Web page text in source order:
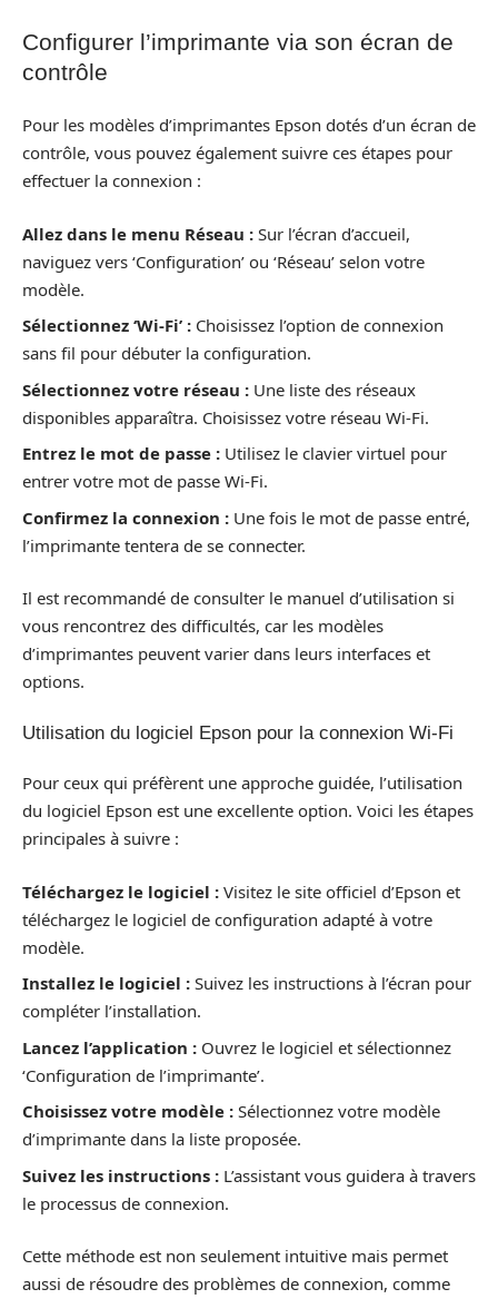
Configurer l’imprimante via son écran de
contrôle
Pour les modèles d’imprimantes Epson dotés d’un écran de
contrôle, vous pouvez également suivre ces étapes pour
effectuer la connexion :
Allez dans le menu Réseau : Sur l’écran d’accueil,
naviguez vers ‘Configuration’ ou ‘Réseau’ selon votre
modèle.
Sélectionnez ‘Wi-Fi’ : Choisissez l’option de connexion
sans fil pour débuter la configuration.
Sélectionnez votre réseau : Une liste des réseaux
disponibles apparaîtra. Choisissez votre réseau Wi-Fi.
Entrez le mot de passe : Utilisez le clavier virtuel pour
entrer votre mot de passe Wi-Fi.
Confirmez la connexion : Une fois le mot de passe entré,
l’imprimante tentera de se connecter.
Il est recommandé de consulter le manuel d’utilisation si
vous rencontrez des difficultés, car les modèles
d’imprimantes peuvent varier dans leurs interfaces et
options.
Utilisation du logiciel Epson pour la connexion Wi-Fi
Pour ceux qui préfèrent une approche guidée, l’utilisation
du logiciel Epson est une excellente option. Voici les étapes
principales à suivre :
Téléchargez le logiciel : Visitez le site officiel d’Epson et
téléchargez le logiciel de configuration adapté à votre
modèle.
Installez le logiciel : Suivez les instructions à l’écran pour
compléter l’installation.
Lancez l’application : Ouvrez le logiciel et sélectionnez
‘Configuration de l’imprimante’.
Choisissez votre modèle : Sélectionnez votre modèle
d’imprimante dans la liste proposée.
Suivez les instructions : L’assistant vous guidera à travers
le processus de connexion.
Cette méthode est non seulement intuitive mais permet
aussi de résoudre des problèmes de connexion, comme